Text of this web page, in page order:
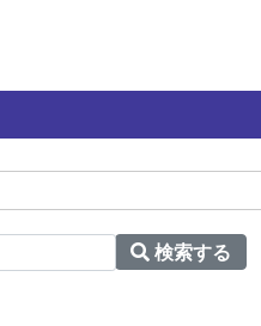
検索する